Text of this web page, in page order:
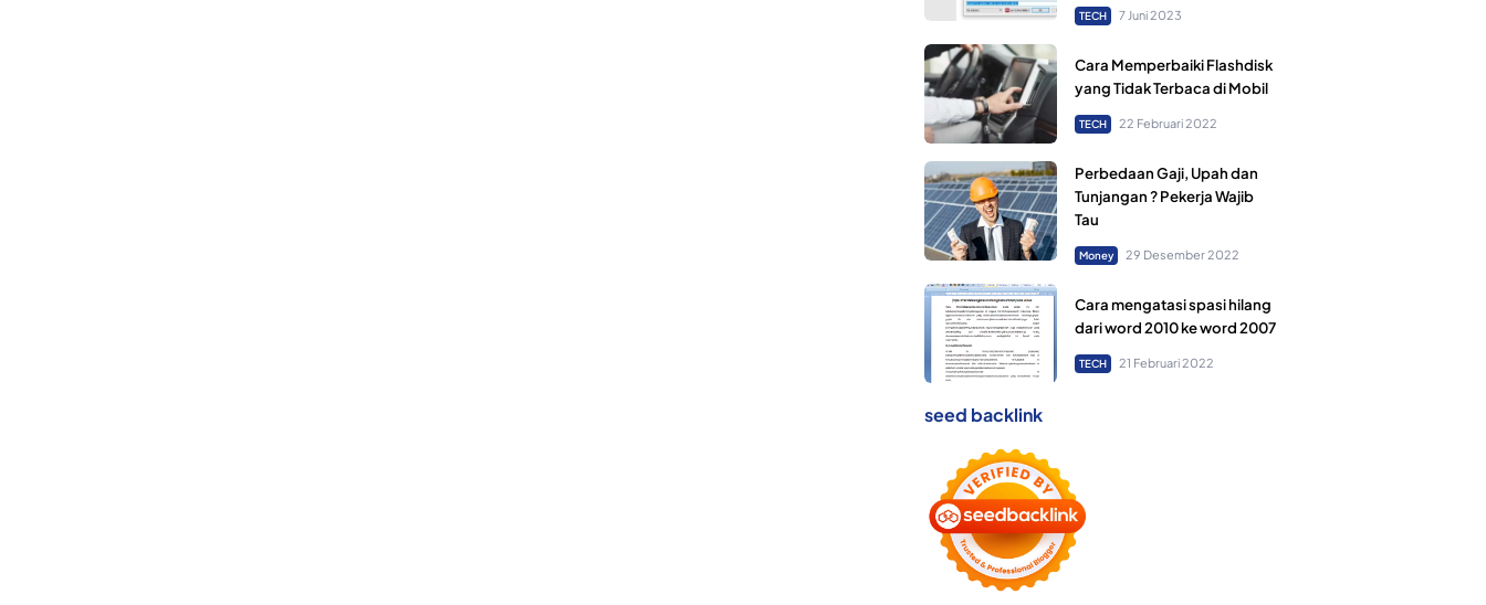
TECH 7 Juni 2023
Cara Memperbaiki Flashdisk
yang Tidak Terbaca di Mobil
TECH 22 Februari 2022
Perbedaan Gaji, Upah dan
Tunjangan ? Pekerja Wajib
Tau
Money 29 Desember 2022
Cara mengatasi spasi hilang
dari word 2010 ke word 2007
TECH 21 Februari 2022
seed backlink